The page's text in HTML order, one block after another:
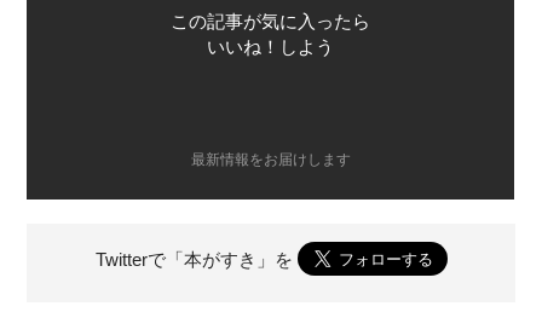
この記事が気に入ったら
いいね！しよう
最新情報をお届けします
Twitterで「本がすき」を